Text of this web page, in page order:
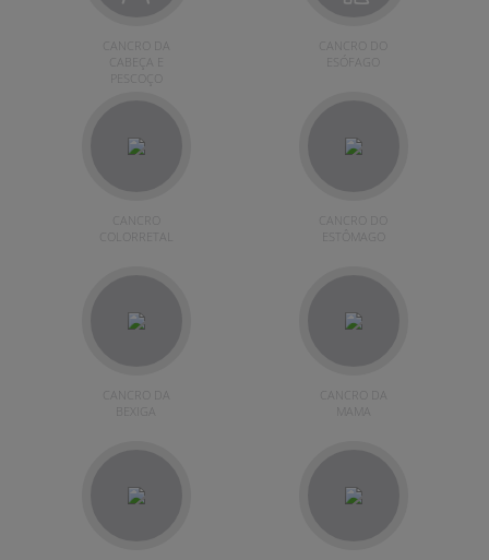
CANCRO DA
CANCRO DO
CANCRO
CANCRO DO
ESTÔMAGO
CANCRO DA
CANCRO DA
MAMA